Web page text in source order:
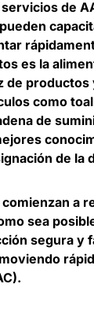
de
es la
como
de
de la
a
sea
segura y